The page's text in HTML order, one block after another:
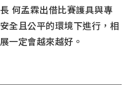
何孟霖出借比賽護具與專
全且公平的環境下進行，相
一定會越來越好。